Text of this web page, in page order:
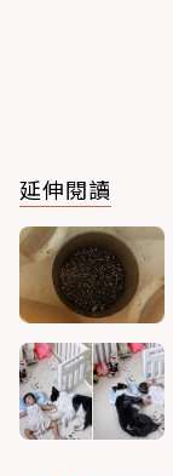
延伸閱讀